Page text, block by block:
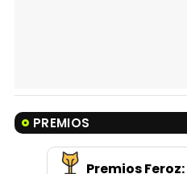
PREMIOS
Premios Feroz: